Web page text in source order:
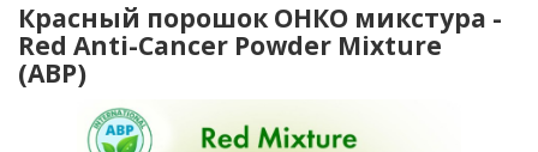
Красный порошок ОНКО микстура -
Red Anti-Cancer Powder Mixture
(ABP)